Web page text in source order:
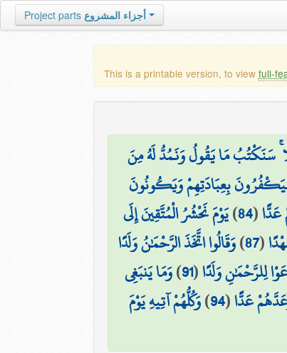
Project parts أجزاء المشروع
This is a printable version, to view full-
سَنَكْتُبُ مَا يَقُولُ وَنَمُدُّ لَهُ مِنَ
بِعِبَادَتِهِمْ وَيَكُونُونَ
(
84
)يَوْمَ نَحْشُرُ الْمُتَّقِينَ إِلَى
(
87
)وَقَالُوا اتَّخَذَ الرَّحْمَٰنُ وَلَدًا
لِلرَّحْمَٰنِ وَلَدًا(
91
)وَمَا يَنبَغِي
عَدًّا(
94
)وَكُلُّهُمْ آتِيهِ يَوْمَ